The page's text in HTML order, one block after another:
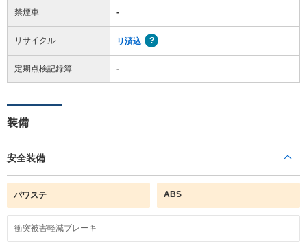
禁煙車 -
リサイクル リ済込
定期点検記録簿 -
装備
安全装備
パワステ ABS
衝突被害軽減ブレーキ